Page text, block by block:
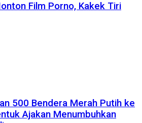
Film Porno, Kakek Tiri
500 Bendera Merah Putih ke
Ajakan Menumbuhkan